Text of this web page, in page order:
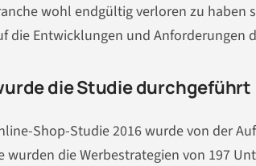
wohl endgültig verloren zu haben
die Entwicklungen und Anforderungen
die Studie durchgeführt
Shop-Studie 2016 wurde von der
wurden die Werbestrategien von 197